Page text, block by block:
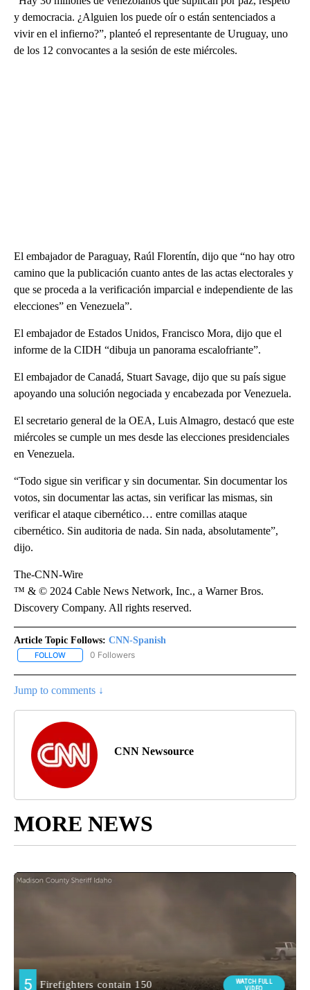
y democracia. ¿Alguien los puede oír o están sentenciados a
vivir en el infierno?”, planteó el representante de Uruguay, uno
de los 12 convocantes a la sesión de este miércoles.
El embajador de Paraguay, Raúl Florentín, dijo que “no hay otro
camino que la publicación cuanto antes de las actas electorales y
que se proceda a la verificación imparcial e independiente de las
elecciones” en Venezuela”.
El embajador de Estados Unidos, Francisco Mora, dijo que el
informe de la CIDH “dibuja un panorama escalofriante”.
El embajador de Canadá, Stuart Savage, dijo que su país sigue
apoyando una solución negociada y encabezada por Venezuela.
El secretario general de la OEA, Luis Almagro, destacó que este
miércoles se cumple un mes desde las elecciones presidenciales
en Venezuela.
“Todo sigue sin verificar y sin documentar. Sin documentar los
votos, sin documentar las actas, sin verificar las mismas, sin
verificar el ataque cibernético… entre comillas ataque
cibernético. Sin auditoria de nada. Sin nada, absolutamente”,
dijo.
The-CNN-Wire
™ & © 2024 Cable News Network, Inc., a Warner Bros.
Discovery Company. All rights reserved.
Article Topic Follows: CNN-Spanish
FOLLOW FOLLOW "CNN-SPANISH" TO RECEIVE NOTIFICATIONS ABOUT
0 Followers
Jump to comments ↓
CNN Newsource
MORE NEWS